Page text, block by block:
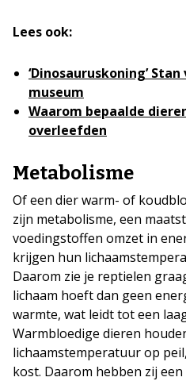
Lees ook:
‘Dinosauruskoning’
museum
Waarom bepaalde
overleefden
Metabolisme
Of een dier warm- of
zijn metabolisme, een
voedingstoffen omzet in
krijgen hun
Daarom zie je reptielen
lichaam hoeft dan geen
warmte, wat leidt tot een
Warmbloedige dieren
lichaamstemperatuur op
kost. Daarom hebben zij